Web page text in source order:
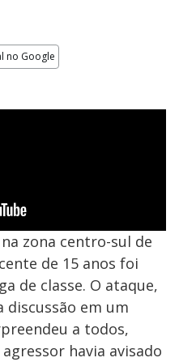
no Google
zona centro-sul de
de 15 anos foi
de classe. O ataque,
discussão em um
a todos,
havia avisado